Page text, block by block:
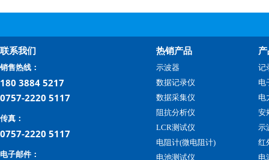
联系我们
销售热线：
180 3884 5217
0757-2220 5117
传真：
0757-2220 5117
电子邮件：
热销产品
示波器
数据记录仪
数据采集仪
阻抗分析仪
LCR测试仪
电阻计(微电阻计)
电池测试仪
记
电
电
安
示
红
电